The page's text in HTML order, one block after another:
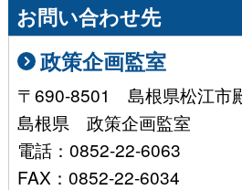
お問い合わせ先
政策企画監室
〒690-8501 島根県松江市
島根県 政策企画監室
電話：0852-22-6063
FAX：0852-22-6034